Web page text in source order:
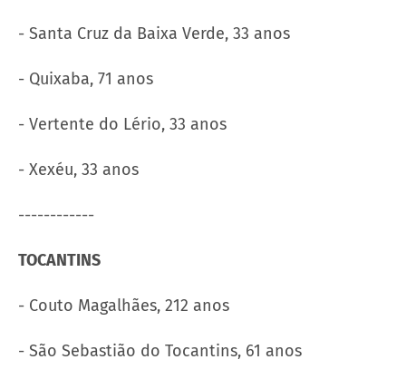
- Santa Cruz da Baixa Verde, 33 anos
- Quixaba, 71 anos
- Vertente do Lério, 33 anos
- Xexéu, 33 anos
------------
TOCANTINS
- Couto Magalhães, 212 anos
- São Sebastião do Tocantins, 61 anos